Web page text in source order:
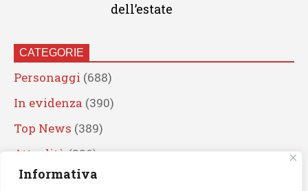
Informativa
dell’estate
CATEGORIE
Personaggi (688)
In evidenza (390)
Top News (389)
Attualità (336)
Eventi(330)